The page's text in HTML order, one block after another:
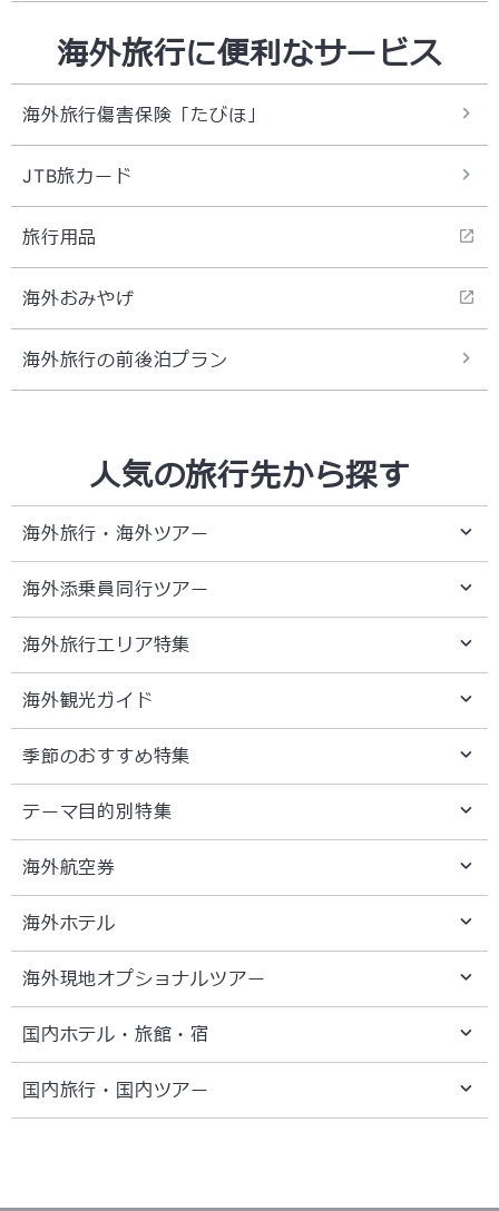
海外旅行に便利なサービス
海外旅行傷害保険「たびほ」
JTB旅カード
旅行用品
海外おみやげ
海外旅行の前後泊プラン
人気の旅行先から探す
海外旅行・海外ツアー
海外添乗員同行ツアー
海外旅行エリア特集
海外観光ガイド
季節のおすすめ特集
テーマ目的別特集
海外航空券
海外ホテル
海外現地オプショナルツアー
国内ホテル・旅館・宿
国内旅行・国内ツアー